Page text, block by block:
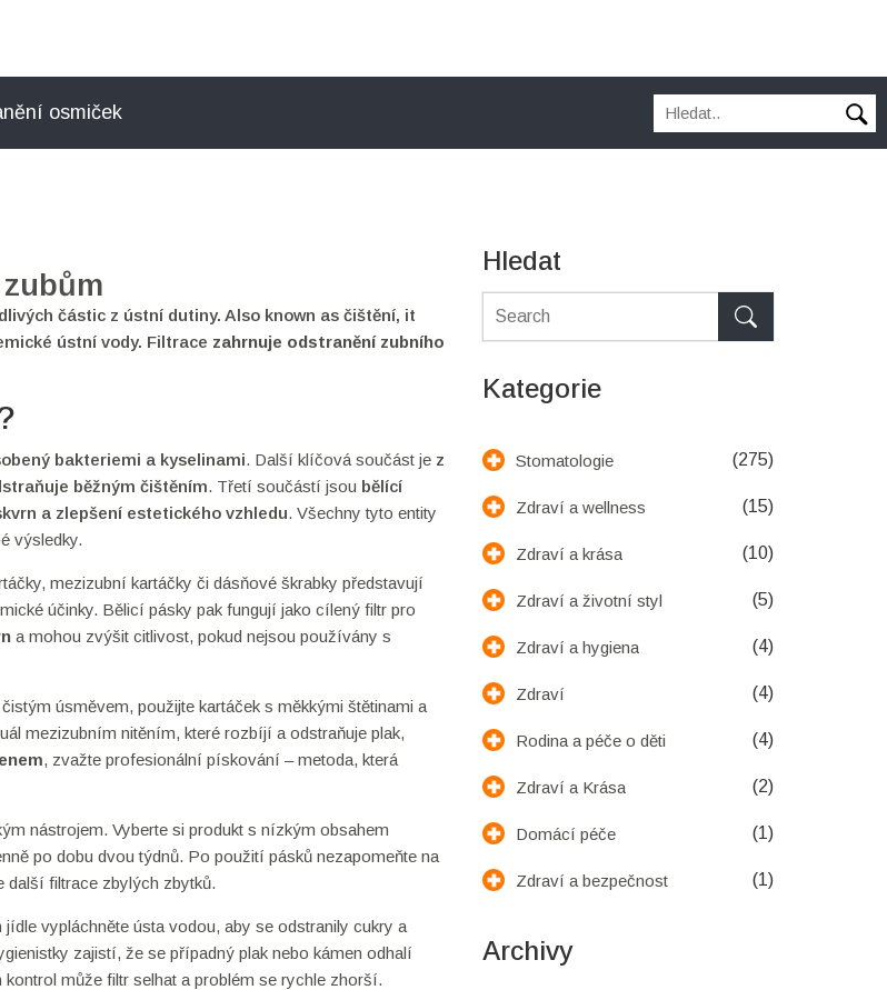
osmiček
částic z ústní dutiny. Also known as čištění, it
ústní vody. Filtrace zahrnuje odstranění zubního
bakteriemi a kyselinami. Další klíčová součást je z​
běžným čištěním. Třetí součástí jsou bělící
a zlepšení estetického vzhledu. Všechny tyto entity
výsledky.
mezizubní kartáčky či dásňové škrabky představují
účinky. Bělicí pásky pak fungují jako cílený filtr pro
a mohou zvýšit citlivost, pokud nejsou používány s
úsměvem, použijte kartáček s měkkými štětinami a
mezizubním nitěním, které rozbíjí a odstraňuje plak,
, zvažte profesionální pískování – metoda, která
nástrojem. Vyberte si produkt s nízkým obsahem
po dobu dvou týdnů. Po použití pásků nezapomeňte na
další filtrace zbylých zbytků.
vypláchněte ústa vodou, aby se odstranily cukry a
zajistí, že se případný plak nebo kámen odhalí
může filtr selhat a problém se rychle zhorší.
Hledat
Kategorie
Stomatologie (275)
Zdraví a wellness (15)
Zdraví a krása (10)
Zdraví a životní styl (5)
Zdraví a hygiena (4)
Zdraví (4)
Rodina a péče o děti (4)
Zdraví a Krása (2)
Domácí péče (1)
Zdraví a bezpečnost (1)
Archivy